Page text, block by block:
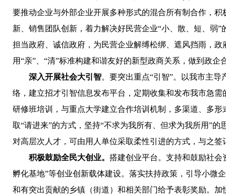
要推动企业与外部企业开展多种形式的混合所有制合作，
新、销售团队创新，着力解决好民营企业“小、散、短、弱
担当政府、诚信政府，为民营企业解缚松绑、遮风挡雨，
用“亲”、“清”标准构建和谐友好的新型政商关系，做到政企
深入开展社会大引智。 要突出重点“引智”。
以我市主导
络，建立招才引智信息发布平台，定期收集和发布我市急需
研修班培训，与重点大学建立合作培训机制，多渠道、多
取“请进来”的方式，坚持“不求为我所有、但求为我所用”
对高层次人才，可由用人单位采取柔性引进的方式，与之
积极鼓励全民大创业。 搭建创业平台。 支持和鼓励社会
孵化基地”等创业创新载体建设。落实扶持政策，引导小微
和有突出贡献的乡镇 （街道） 和相关部门给予表彰奖励。